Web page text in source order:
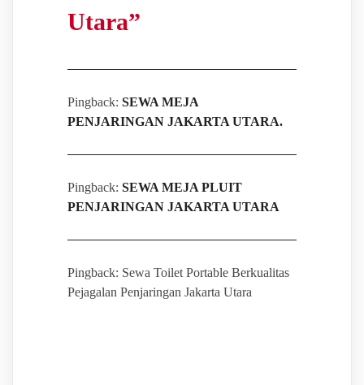
Utara”
Pingback: SEWA MEJA
PENJARINGAN JAKARTA UTARA.
Pingback: SEWA MEJA PLUIT
PENJARINGAN JAKARTA UTARA
Pingback: Sewa Toilet Portable Berkualitas
Pejagalan Penjaringan Jakarta Utara